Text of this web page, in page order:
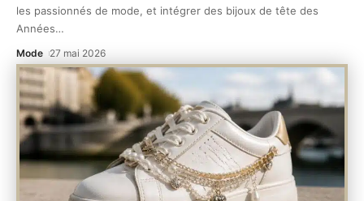
les passionnés de mode, et intégrer des bijoux de tête des
Années…
Mode 27 mai 2026